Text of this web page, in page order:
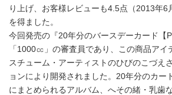
り上げ、お客様レビューも4.5点（2013年6
を得ました。
今回発売の『20年分のバースデーカード【
「1000㏄」の審査員であり、この商品アイ
スチューム・アーティストのひびのこづえ
ョンにより開発されました。20年分のカー
にまとめられるアルバム、へその緒・乳歯